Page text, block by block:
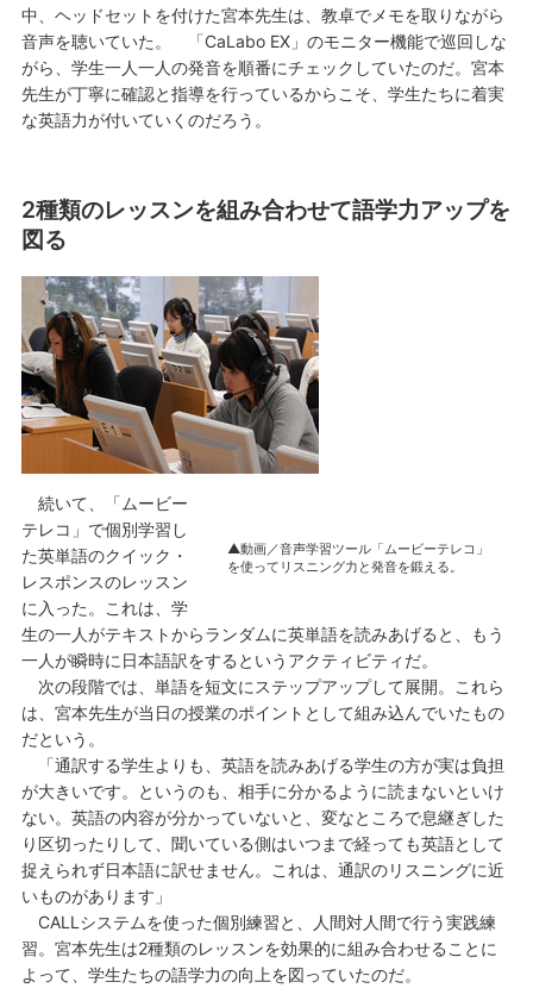
中、ヘッドセットを付けた宮本先生は、教卓でメモを取りながら
音声を聴いていた。 「CaLabo EX」のモニター機能で巡回しな
がら、学生一人一人の発音を順番にチェックしていたのだ。宮本
先生が丁寧に確認と指導を行っているからこそ、学生たちに着実
な英語力が付いていくのだろう。
2種類のレッスンを組み合わせて語学力アップを
図る
▲動画／音声学習ツール「ムービーテレコ」
を使ってリスニング力と発音を鍛える。
続いて、「ムービー
テレコ」で個別学習し
た英単語のクイック・
レスポンスのレッスン
に入った。これは、学
生の一人がテキストからランダムに英単語を読みあげると、もう
一人が瞬時に日本語訳をするというアクティビティだ。
次の段階では、単語を短文にステップアップして展開。これら
は、宮本先生が当日の授業のポイントとして組み込んでいたもの
だという。
「通訳する学生よりも、英語を読みあげる学生の方が実は負担
が大きいです。というのも、相手に分かるように読まないといけ
ない。英語の内容が分かっていないと、変なところで息継ぎした
り区切ったりして、聞いている側はいつまで経っても英語として
捉えられず日本語に訳せません。これは、通訳のリスニングに近
いものがあります」
CALLシステムを使った個別練習と、人間対人間で行う実践練
習。宮本先生は2種類のレッスンを効果的に組み合わせることに
よって、学生たちの語学力の向上を図っていたのだ。